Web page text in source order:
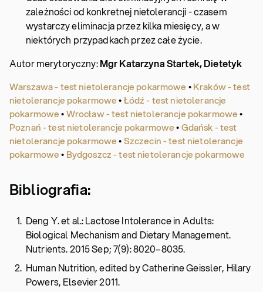
zależności od konkretnej nietolerancji - czasem
wystarczy eliminacja przez kilka miesięcy, a w
niektórych przypadkach przez całe życie.
Autor merytoryczny:Mgr Katarzyna Startek, Dietetyk
Warszawa - test nietolerancje pokarmowe •Kraków - test
nietolerancje pokarmowe•Łódź - test nietolerancje
pokarmowe•Wrocław - test nietolerancje pokarmowe•
Poznań - test nietolerancje pokarmowe•Gdańsk - test
nietolerancje pokarmowe•Szczecin - test nietolerancje
pokarmowe• Bydgoszcz - test nietolerancje pokarmowe
Bibliografia:
Deng Y. et al.: Lactose Intolerance in Adults:
Biological Mechanism and Dietary Management.
Nutrients. 2015 Sep; 7(9): 8020–8035.
Human Nutrition, edited by Catherine Geissler, Hilary
Powers, Elsevier 2011.